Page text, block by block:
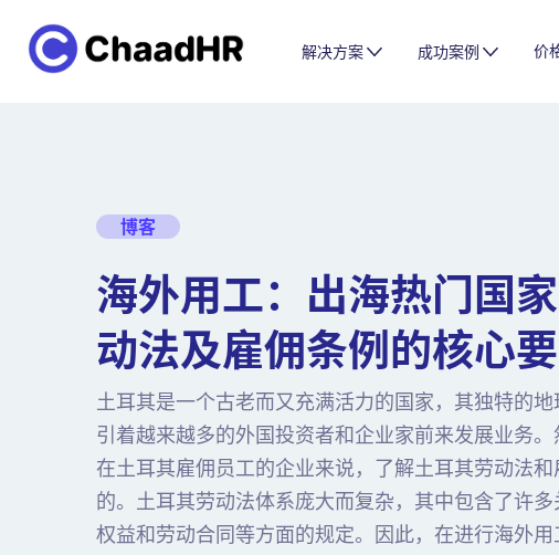
解决方案 成功案例 价
博客
海外用工：出海热门国
动法及雇佣条例的核心
土耳其是一个古老而又充满活力的国家，其独特的
引着越来越多的外国投资者和企业家前来发展业务。
在土耳其雇佣员工的企业来说，了解土耳其劳动法
的。土耳其劳动法体系庞大而复杂，其中包含了许
权益和劳动合同等方面的规定。因此，在进行海外